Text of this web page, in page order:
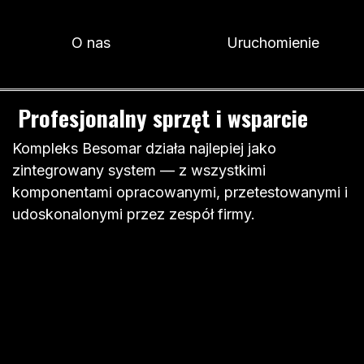
O nas Uruchomienie
Profesjonalny sprzęt i wsparcie
Kompleks Besomar działa najlepiej jako
zintegrowany system — z wszystkimi
komponentami opracowanymi, przetestowanymi i
udoskonalonymi przez zespół firmy.